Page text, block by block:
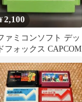
2,100
ァミコンソフト デッ
ドフォックス CAPCOM